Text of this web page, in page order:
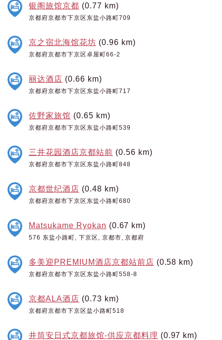
银阁旅馆京都 (0.77 km)
京都府京都市下京区东盐小路町709
京之宿北海馆花坊 (0.96 km)
京都府京都市下京区卓屋町66-2
丽达酒店 (0.66 km)
京都府京都市下京区东盐小路町717
佐野家旅馆 (0.65 km)
京都府京都市下京区东盐小路町539
三井花园酒店京都站前 (0.56 km)
京都府京都市下京区东盐小路町848
京都世纪酒店 (0.48 km)
京都府京都市下京区东盐小路町680
Matsukame Ryokan (0.67 km)
576 东盐小路町, 下京区, 京都市, 京都府
多美迎PREMIUM酒店京都站前店 (0.58 km)
京都府京都市下京区东盐小路町558-8
京都ALA酒店 (0.73 km)
京都府京都市下京区盐小路町518
井筒安日式京都旅馆-供应京都料理 (0.97 km)